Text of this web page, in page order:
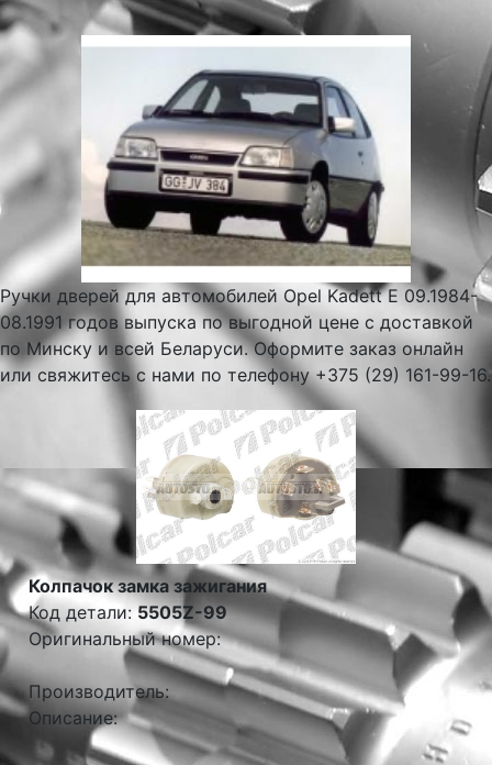
Ручки дверей для автомобилей Opel Kadett E 09.1984-
08.1991 годов выпуска по выгодной цене с доставкой
по Минску и всей Беларуси. Оформите заказ онлайн
или свяжитесь с нами по телефону +375 (29) 161-99-16.
Колпачок замка зажигания
Код детали: 5505Z-99
Оригинальный номер:
Производитель:
Описание: